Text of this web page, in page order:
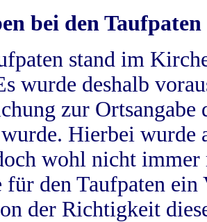
bei den Taufpaten
stand im
wurde deshalb
zur
Hierbei wurde
wohl nicht
für den Taufpaten
der Richtigkeit